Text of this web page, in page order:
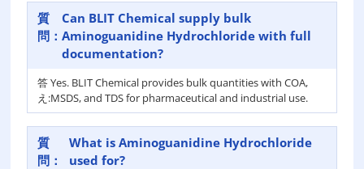
質
問：
Can BLIT Chemical supply bulk
Aminoguanidine Hydrochloride with full
documentation?
答
え:
Yes. BLIT Chemical provides bulk quantities with COA,
MSDS, and TDS for pharmaceutical and industrial use.
質
問：
What is Aminoguanidine Hydrochloride
used for?